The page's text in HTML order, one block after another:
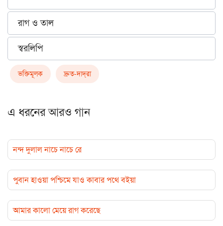
রাগ ও তাল
স্বরলিপি
ভক্তিমূলক দ্রুত-দাদ্‌রা
এ ধরনের আরও গান
নন্দ দুলাল নাচে নাচে রে
পুবান হাওয়া পশ্চিমে যাও কাবার পথে বইয়া
আমার কালো মেয়ে রাগ করেছে